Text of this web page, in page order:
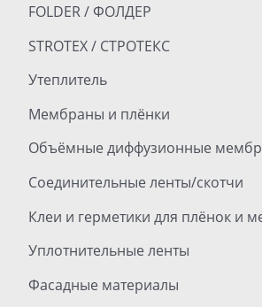
FOLDER / ФОЛДЕР
STROTEX / СТРОТЕКС
Утеплитель
Мембраны и плёнки
Объёмные диффузионные
Соединительные ленты/скотчи
Клеи и герметики для плёнок и
Уплотнительные ленты
Фасадные материалы